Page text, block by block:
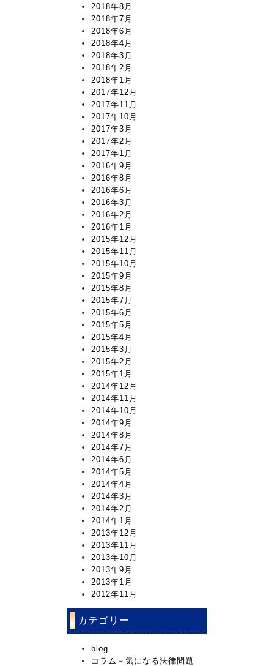
2018年8月
2018年7月
2018年6月
2018年4月
2018年3月
2018年2月
2018年1月
2017年12月
2017年11月
2017年10月
2017年3月
2017年2月
2017年1月
2016年9月
2016年8月
2016年6月
2016年3月
2016年2月
2016年1月
2015年12月
2015年11月
2015年10月
2015年9月
2015年8月
2015年7月
2015年6月
2015年5月
2015年4月
2015年3月
2015年2月
2015年1月
2014年12月
2014年11月
2014年10月
2014年9月
2014年8月
2014年7月
2014年6月
2014年5月
2014年4月
2014年3月
2014年2月
2014年1月
2013年12月
2013年11月
2013年10月
2013年9月
2013年1月
2012年11月
カテゴリー
blog
コラム－気になる法律問題